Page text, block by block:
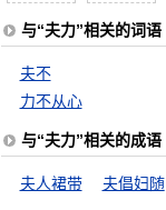
与“夫力”相关的词语
夫不
力不从心
与“夫力”相关的成语
夫人裙带 夫倡妇随